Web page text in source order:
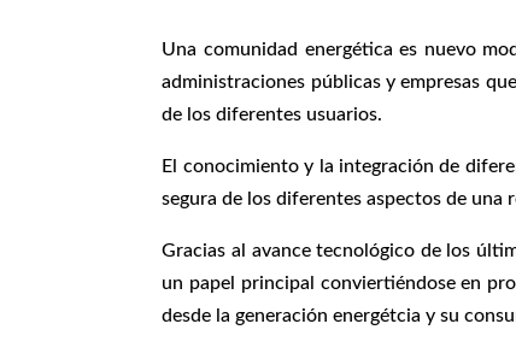
Una comunidad energética es nuevo
administraciones públicas y empresas
de los diferentes usuarios.
El conocimiento y la integración de
segura de los diferentes aspectos de una
Gracias al avance tecnológico de los
un papel principal conviertiéndose en
desde la generación energétcia y su